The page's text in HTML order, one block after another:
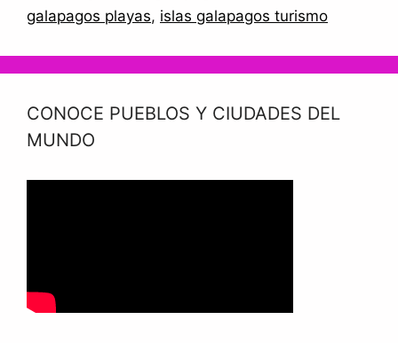
galapagos playas, islas galapagos turismo
CONOCE PUEBLOS Y CIUDADES DEL
MUNDO